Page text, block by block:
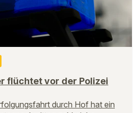
flüchtet vor der Polizei
durch Hof hat ein